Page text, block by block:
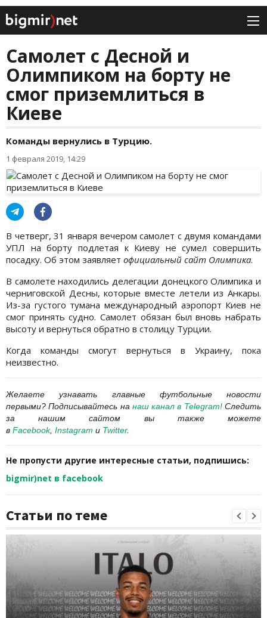
Самолет с Десной и
Олимпиком на борту не
смог приземлиться в
Киеве
Команды вернулись в Турцию.
1 февраля 2019, 14:29
В четверг, 31 января вечером самолет с двумя командами
УПЛ на борту подлетая к Киеву не сумел совершить
посадку. Об этом заявляет официальный сайт Олимпика.
В самолете находились делегации донецкого Олимпика и
черниговской Десны, которые вместе летели из Анкары.
Из-за густого тумана международный аэропорт Киев не
смог принять судно. Самолет обязан был вновь набрать
высоту и вернуться обратно в столицу Турции.
Когда команды смогут вернуться в Украину, пока
неизвестно.
Желаете узнавать главные футбольные новости
первыми? Подписывайтесь на наш канал в Telegram!Следить
за нашим сайтом вы также можете
в Facebook, Instagram и Twitter.
Не пропусти другие интересные статьи, подпишись:
bigmir)net в facebook
Статьи по теме